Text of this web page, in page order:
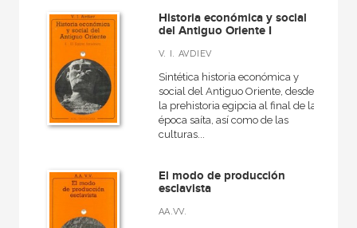
Historia económica y social
del Antiguo Oriente I
V. I. AVDIEV
Sintética historia económica y
social del Antiguo Oriente, desde
la prehistoria egipcia al final de la
época saíta, así como de las
culturas...
El modo de producción
esclavista
AA.VV.